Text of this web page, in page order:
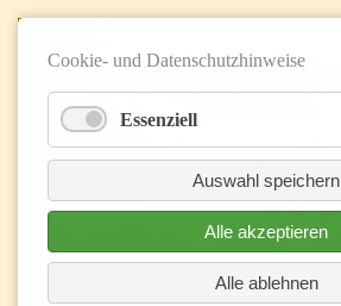
Cookie- und Datenschutzhinweise
Essenziell
Auswahl speichern
Alle akzeptieren
Alle ablehnen